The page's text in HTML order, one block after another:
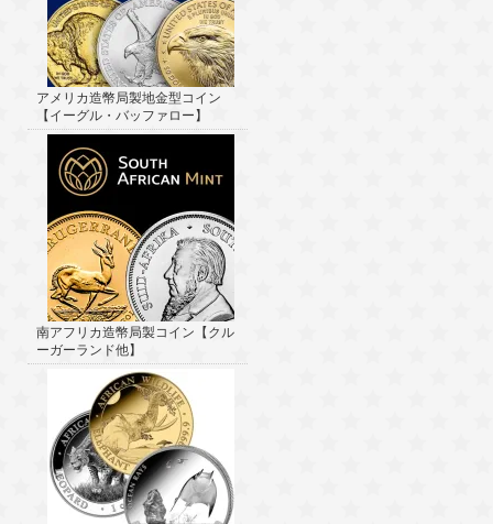
アメリカ造幣局製地金型コイン
【イーグル・バッファロー】
南アフリカ造幣局製コイン【クル
ーガーランド他】